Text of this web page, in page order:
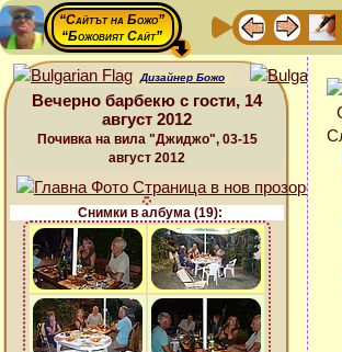
“Сайтът на Божо”
“Божовият Сайт”
Дизайнер Божо
Вечерно барбекю с гости, 14
август 2012
Почивка на вила "Джиджо", 03-15
август 2012
Снимки в албума (19):